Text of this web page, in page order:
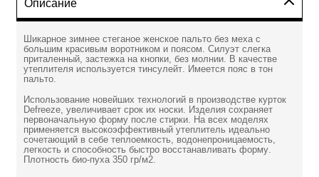
Описание
Шикарное зимнее стеганое женское пальто без меха с
большим красивым воротником и поясом. Силуэт слегка
приталенный, застежка на кнопки, без молнии. В качестве
утеплителя используется тинсулейт. Имеется пояс в тон
пальто.
Использование новейших технологий в производстве курток
Defreeze, увеличивает срок их носки. Изделия сохраняет
первоначальную форму после стирки. На всех моделях
применяется высокоэффективный утеплитель идеально
сочетающий в себе теплоемкость, водонепроницаемость,
легкость и способность быстро восстанавливать форму.
Плотность био-пуха 350 гр/м2.